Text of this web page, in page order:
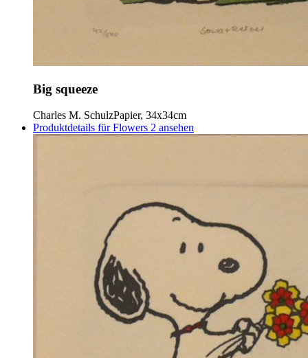
Big squeeze
Charles M. SchulzPapier, 34x34cm
Produktdetails für Flowers 2 ansehen